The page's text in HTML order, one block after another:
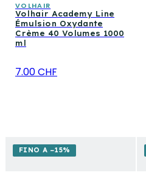
VOLHAIR
Volhair Academy Line
Émulsion Oxydante
Crème 40 Volumes 1000
ml
7.00 CHF
FINO A −15%